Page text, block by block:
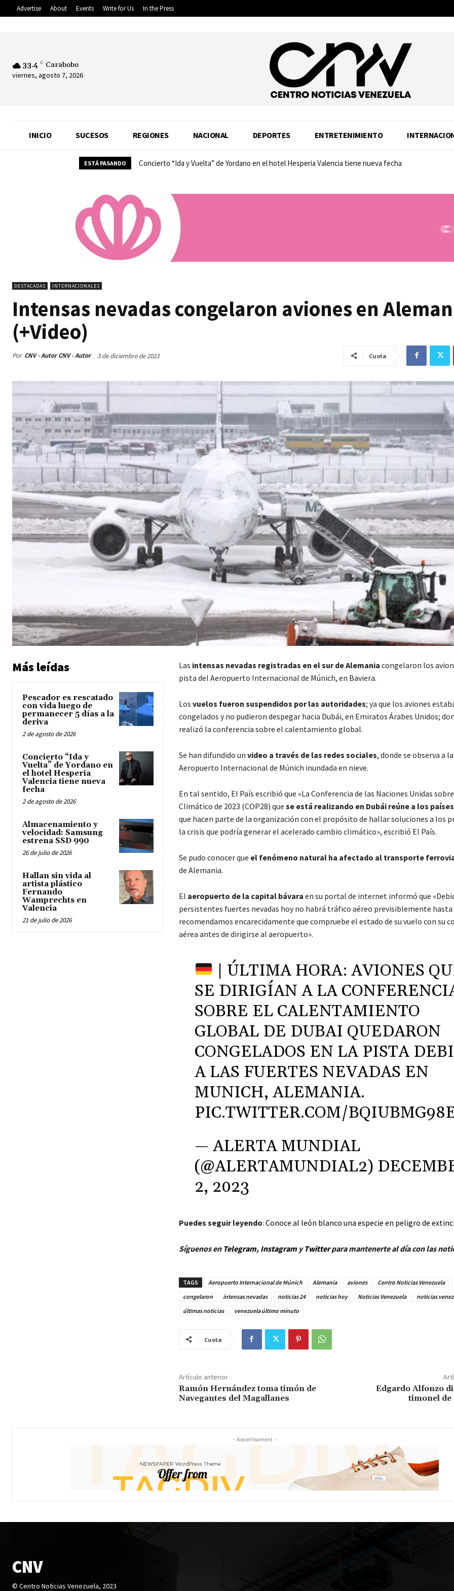
Advertise About Events Write for Us In the Press
33.4 C Carabobo
viernes, agosto 7, 2026
INICIO SUCESOS REGIONES NACIONAL DEPORTES ENTRETENIMIENTO
ESTÁ PASANDO Concierto “Ida y Vuelta” de Yordano en el hotel Hesperia Valencia tiene nueva fecha
DESTACADAS INTERNACIONALES
Intensas nevadas congelaron aviones en
(+Video)
Por CNV - Autor CNV - Autor 3 de diciembre de 2023 Cuota
Más leídas
Pescador es rescatado
con vida luego de
permanecer 5 días a la
deriva
2 de agosto de 2026
Concierto “Ida y
Vuelta” de Yordano en
el hotel Hesperia
Valencia tiene nueva
fecha
2 de agosto de 2026
Almacenamiento y
velocidad: Samsung
estrena SSD 990
26 de julio de 2026
Hallan sin vida al
artista plástico
Fernando
Wamprechts en
Valencia
21 de julio de 2026
Las intensas nevadas registradas en el sur de Alemania congelaron los
pista del Aeropuerto Internacional de Múnich, en Baviera.
Los vuelos fueron suspendidos por las autoridades; ya que los aviones
congelados y no pudieron despegar hacia Dubái, en Emiratos Árabes Unidos;
realizó la conferencia sobre el calentamiento global.
Se han difundido un video a través de las redes sociales, donde se observa a
Aeropuerto Internacional de Múnich inundada en nieve.
En tal sentido, El País escribió que «La Conferencia de las Naciones Unidas
Climático de 2023 (COP28) que se está realizando en Dubái reúne a los
que hacen parte de la organización con el propósito de hallar soluciones a los
la crisis que podría generar el acelerado cambio climático», escribió El País.
Se pudo conocer que el fenómeno natural ha afectado al transporte
de Alemania.
El aeropuerto de la capital bávara en su portal de internet informó que
persistentes fuertes nevadas hoy no habrá tráfico aéreo previsiblemente hasta
recomendamos encarecidamente que compruebe el estado de su vuelo con su
aérea antes de dirigirse al aeropuerto».
| ÚLTIMA HORA: AVIONES
SE DIRIGÍAN A LA
SOBRE EL CALENTAMIENTO
GLOBAL DE DUBAI QUEDARON
CONGELADOS EN LA PISTA
A LAS FUERTES NEVADAS EN
MUNICH, ALEMANIA.
PIC.TWITTER.COM/
— ALERTA MUNDIAL
(@ALERTAMUNDIAL2)
2, 2023
Puedes seguir leyendo: Conoce al león blanco una especie en peligro de
Síguenos en Telegram, InstagramyTwitterpara mantenerte al día con las
TAGS Aeropuerto Internacional de Múnich Alemania aviones Centro Noticias Venezuela
congelaron
intensas nevadas noticias 24 noticias hoy Noticias Venezuela
noticias
últimas noticias
venezuela último minuto
Cuota
Artículo anterior
Ramón Hernández toma timón de
Navegantes del Magallanes
Edgardo Alfonzo
timonel
- Advertisement -
CNV
© Centro Noticias Venezuela, 2023